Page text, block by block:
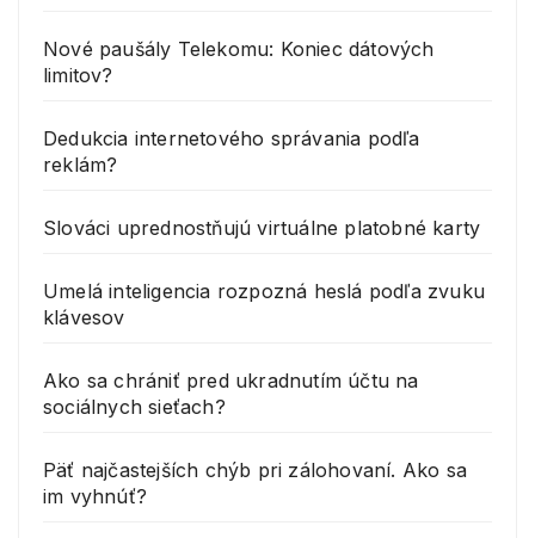
Nové paušály Telekomu: Koniec dátových
limitov?
Dedukcia internetového správania podľa
reklám?
Slováci uprednostňujú virtuálne platobné karty
Umelá inteligencia rozpozná heslá podľa zvuku
klávesov
Ako sa chrániť pred ukradnutím účtu na
sociálnych sieťach?
Päť najčastejších chýb pri zálohovaní. Ako sa
im vyhnúť?